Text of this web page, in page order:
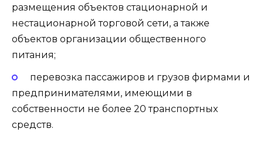
размещения объектов стационарной и
нестационарной торговой сети, а также
объектов организации общественного
питания;
перевозка пассажиров и грузов фирмами и
предпринимателями, имеющими в
собственности не более 20 транспортных
средств.